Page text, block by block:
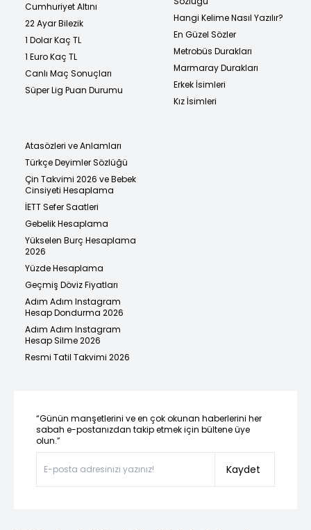
Cumhuriyet Altını
22 Ayar Bilezik
1 Dolar Kaç TL
1 Euro Kaç TL
Canlı Maç Sonuçları
Süper Lig Puan Durumu
Hangi Kelime Nasıl Yazılır?
En Güzel Sözler
Metrobüs Durakları
Marmaray Durakları
Erkek İsimleri
Kız İsimleri
Atasözleri ve Anlamları
Türkçe Deyimler Sözlüğü
Çin Takvimi 2026 ve Bebek
Cinsiyeti Hesaplama
İETT Sefer Saatleri
Gebelik Hesaplama
Yükselen Burç Hesaplama
2026
Yüzde Hesaplama
Geçmiş Döviz Fiyatları
Adım Adım Instagram
Hesap Dondurma 2026
Adım Adım Instagram
Hesap Silme 2026
Resmi Tatil Takvimi 2026
“Günün manşetlerini ve en çok okunan haberlerini her
sabah e-postanızdan takip etmek için bültene üye
olun.”
Kaydet